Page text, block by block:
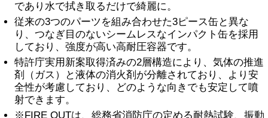
であり水で拭き取るだけで綺麗に。
従来の3つのパーツを組み合わせた3ピース缶と異な
り、つなぎ目のないシームレスなインパクト缶を採用
しており、強度が高い高耐圧容器です。
特許庁実用新案取得済みの2層構造により、気体の推進
剤（ガス）と液体の消火剤が分離されており、より安
全性が考慮しており、どのような向きでも安定して噴
射できます。
※FIRE OUTは、総務省消防庁の定める耐熱試験、振動